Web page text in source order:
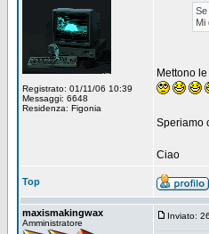
Registrato: 01/11/06 10:39
Messaggi: 6648
Residenza: Figonia
Se
Mi
Mettono
Speriamo
Ciao
Top
maxismakingwax
Amministratore
Inviato: